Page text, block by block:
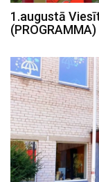
1.augustā
(PROGRAMMA)